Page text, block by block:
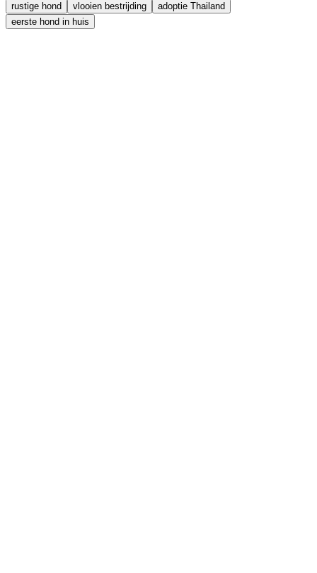
rustige hond vlooien bestrijding
adoptie Thailand
eerste hond in huis